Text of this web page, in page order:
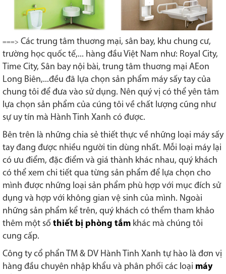
===> Các trung tâm thuơng mại, sân bay, khu chung cư,
trường học quốc tế,... hàng đầu Việt Nam như: Royal City,
Time City, Sân bay nội bài, trung tâm thuơng mại AEon
Long Biên,...đều đã lựa chọn sản phẩm máy sấy tay của
chung tôi để đưa vào sử dụng. Nên quý vị có thể yên tâm
lựa chọn sản phẩm của cúng tôi về chất lượng cũng như
sự uy tín mà Hành Tinh Xanh có được.
Bên trên là những chia sẻ thiết thực về những loại máy sấy
tay đang được nhiều người tin dùng nhất. Mỗi loại máy lại
có ưu điểm, đặc điểm và giá thành khác nhau, quý khách
có thể xem chi tiết qua từng sản phẩm để lựa chọn cho
mình được những loại sản phẩm phù hợp với mục đích sử
dụng và hợp với không gian vệ sinh của mình. Ngoài
những sản phẩm kể trên, quý khách có thểm tham khảo
thêm một số thiết bị phòng tắm khác mà chúng tôi
cung cấp.
Công ty cổ phẩn TM & DV Hành Tinh Xanh tự hào là đơn vị
hàng đầu chuyên nhập khẩu và phân phối các loại máy